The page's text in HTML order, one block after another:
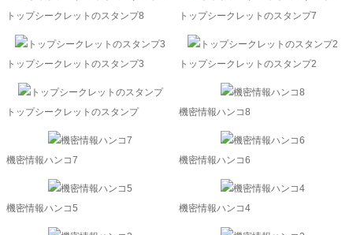
トップシークレットのスタンプ8 トップシークレットのスタンプ7
トップシークレットのスタンプ3 トップシークレットのスタンプ2
トップシークレットのスタンプ 機密情報ハンコ8
機密情報ハンコ7 機密情報ハンコ6
機密情報ハンコ5 機密情報ハンコ4